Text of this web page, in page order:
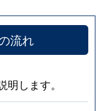
流れ
します。